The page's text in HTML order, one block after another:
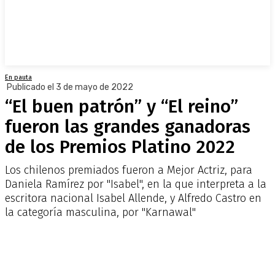
En pauta
Publicado el 3 de mayo de 2022
“El buen patrón” y “El reino”
fueron las grandes ganadoras
de los Premios Platino 2022
Los chilenos premiados fueron a Mejor Actriz, para
Daniela Ramírez por "Isabel", en la que interpreta a la
escritora nacional Isabel Allende, y Alfredo Castro en
la categoría masculina, por "Karnawal"